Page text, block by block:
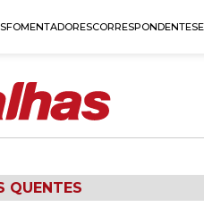
FOMENTADORESCORRESPONDENTES
QUENTES